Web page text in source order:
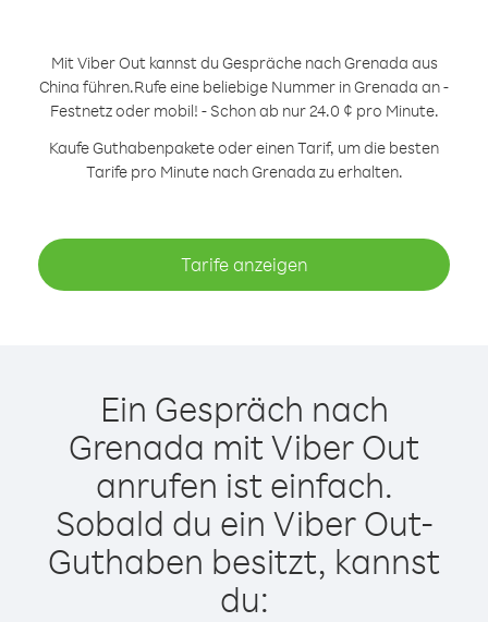
Mit Viber Out kannst du Gespräche nach Grenada aus
China führen.Rufe eine beliebige Nummer in Grenada an -
Festnetz oder mobil! - Schon ab nur 24.0 ¢ pro Minute.
Kaufe Guthabenpakete oder einen Tarif, um die besten
Tarife pro Minute nach Grenada zu erhalten.
Tarife anzeigen
Ein Gespräch nach
Grenada mit Viber Out
anrufen ist einfach.
Sobald du ein Viber Out-
Guthaben besitzt, kannst
du: